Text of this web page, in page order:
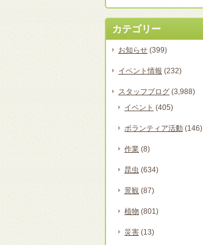
カテゴリー
お知らせ (399)
イベント情報 (232)
スタッフブログ (3,988)
イベント (405)
ボランティア活動 (146)
作業 (8)
昆虫 (634)
景観 (87)
植物 (801)
災害 (13)